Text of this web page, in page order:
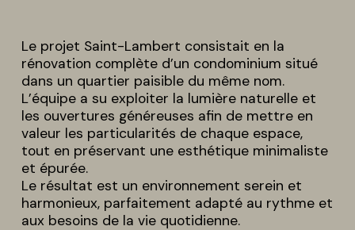
Le projet Saint-Lambert consistait en la
rénovation complète d’un condominium situé
dans un quartier paisible du même nom.
L’équipe a su exploiter la lumière naturelle et
les ouvertures généreuses afin de mettre en
valeur les particularités de chaque espace,
tout en préservant une esthétique minimaliste
et épurée.
Le résultat est un environnement serein et
harmonieux, parfaitement adapté au rythme et
aux besoins de la vie quotidienne.